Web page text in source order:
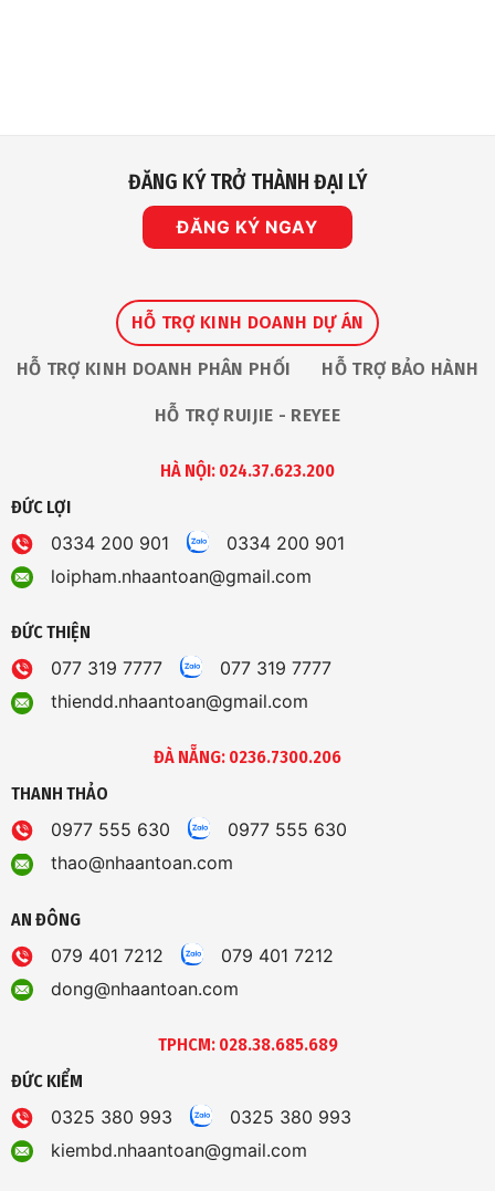
ĐĂNG KÝ TRỞ THÀNH ĐẠI LÝ
ĐĂNG KÝ NGAY
HỖ TRỢ KINH DOANH DỰ ÁN
HỖ TRỢ KINH DOANH PHÂN PHỐI HỖ TRỢ BẢO HÀNH
HỖ TRỢ RUIJIE - REYEE
HÀ NỘI: 024.37.623.200
ĐỨC LỢI
0334 200 901
0334 200 901
loipham.nhaantoan@gmail.com
ĐỨC THIỆN
077 319 7777
077 319 7777
thiendd.nhaantoan@gmail.com
ĐÀ NẴNG: 0236.7300.206
THANH THẢO
0977 555 630
0977 555 630
thao@nhaantoan.com
AN ĐÔNG
079 401 7212
079 401 7212
dong@nhaantoan.com
TPHCM: 028.38.685.689
ĐỨC KIỂM
0325 380 993
0325 380 993
kiembd.nhaantoan@gmail.com